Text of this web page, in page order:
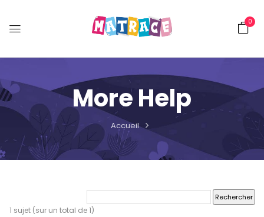
0
More Help
Accueil
1 sujet (sur un total de 1)